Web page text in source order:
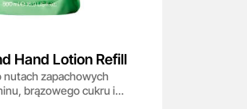
Hand Lotion Refill
nutach zapachowych
brązowego cukru i